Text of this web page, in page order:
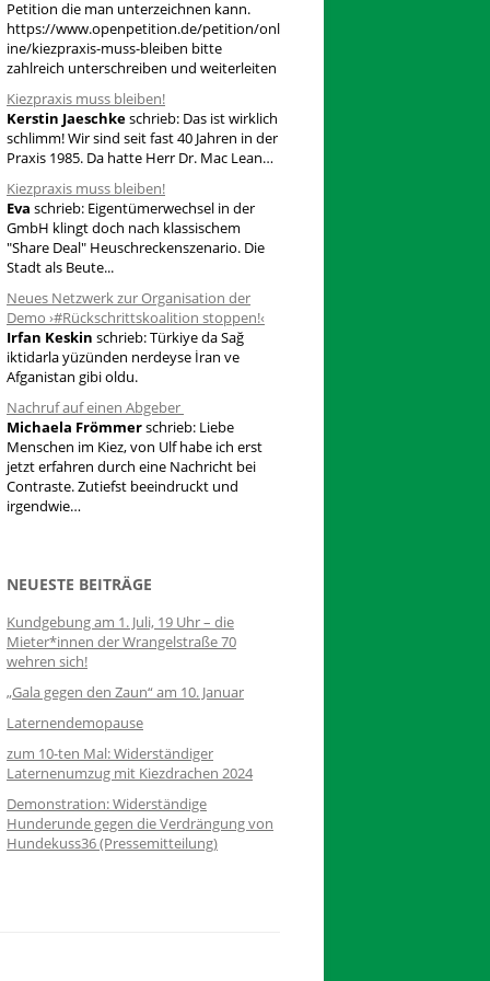
a
c
h
:
Petition die man unterzeichnen kann.
https://www.openpetition.de/petition/onl
ine/kiezpraxis-muss-bleiben bitte
zahlreich unterschreiben und weiterleiten
Kiezpraxis muss bleiben!
Kerstin Jaeschkeschrieb: Das ist wirklich
schlimm! Wir sind seit fast 40 Jahren in der
Praxis 1985. Da hatte Herr Dr. Mac Lean…
Kiezpraxis muss bleiben!
Eva schrieb: Eigentümerwechsel in der
GmbH klingt doch nach klassischem
"Share Deal" Heuschreckenszenario. Die
Stadt als Beute...
Neues Netzwerk zur Organisation der
Demo ›#Rückschrittskoalition stoppen!‹
Irfan Keskin schrieb:Türkiye da Sağ
iktidarla yüzünden nerdeyse İran ve
Afganistan gibi oldu.
Nachruf auf einen Abgeber
Michaela Frömmerschrieb: Liebe
Menschen im Kiez, von Ulf habe ich erst
jetzt erfahren durch eine Nachricht bei
Contraste. Zutiefst beeindruckt und
irgendwie…
NEUESTE BEITRÄGE
Kundgebung am 1. Juli, 19 Uhr – die
Mieter*innen der Wrangelstraße 70
wehren sich!
„Gala gegen den Zaun“ am 10. Januar
Laternendemopause
zum 10-ten Mal: Widerständiger
Laternenumzug mit Kiezdrachen 2024
Demonstration: Widerständige
Hunderunde gegen die Verdrängung von
Hundekuss36 (Pressemitteilung)